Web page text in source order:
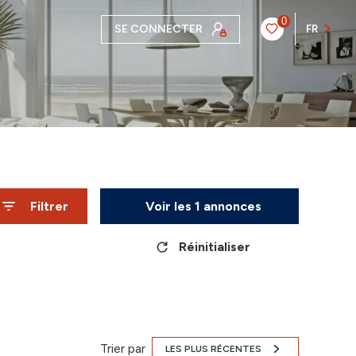
SE CONNECTER
0
FR
Filtrer Voir les 1 annonces
Réinitialiser
Trier par LES PLUS RÉCENTES